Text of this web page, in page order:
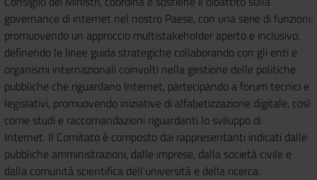
governance di internet nel nostro Paese, con una serie di funzioni:
promuovendo un approccio multistakeholder aperto e inclusivo,
definendo le linee guida strategiche collaborando con gli enti e
organismi internazionali coinvolti nella gestione delle politiche
pubbliche che riguardano Internet, partecipando a forum tecnici e
legislativi, promuovendo iniziative di alfabetizzazione digitale, così
come studi e raccomandazioni riguardanti lo sviluppo di
Internet. Il Comitato è composto dai rappresentanti indicati dalle
pubbliche amministrazioni, dalle imprese, dalla società civile e
dalla comunità scientifica dell’università e della ricerca.